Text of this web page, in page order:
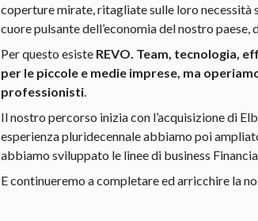
coperture mirate, ritagliate sulle loro necessità
cuore pulsante dell’economia del nostro paese,
Per questo esiste REVO. Team, tecnologia,
per le piccole e medie imprese, ma
professionisti.
Il nostro percorso inizia con l’acquisizione di
esperienza pluridecennale abbiamo poi
abbiamo sviluppato le linee di business
E continueremo a completare ed arricchire la